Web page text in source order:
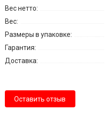
Вес нетто:
Вес:
Размеры в упаковке:
Гарантия:
Доставка:
Оставить отзыв